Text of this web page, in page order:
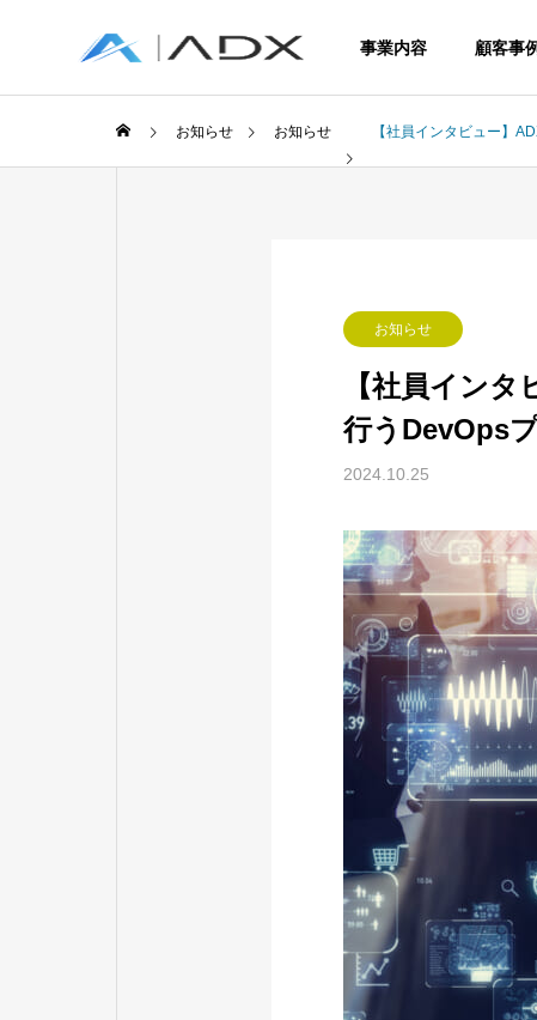
事業内容 顧客事
ERP
お知らせ お知らせ 【社員インタビュー】
お知らせ
【社員イン
行うDevOps
2024.10.25